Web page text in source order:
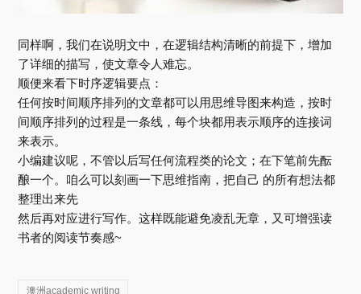
同样啊，我们在说明文中，在逻辑结构清晰的前提下，增加
了详细的描写，使文章令人难忘。
顺便来看下时序逻辑要点：
任何按时间顺序排列的文章都可以用思维导图来构造，按时
间顺序排列的过程是一条线，每个块都用表示顺序的连接词
来表示。
小编建议呢，不管以后写任何流程类的论文；在下笔前先酝
酿一个。咱么可以刻画一下思维指南，把自己 的所有想法都
整理出来先
然后再对应进行写作。这样既能避免凌乱无章，又可增强读
书者的阅读节奏感~
澳洲academic writing